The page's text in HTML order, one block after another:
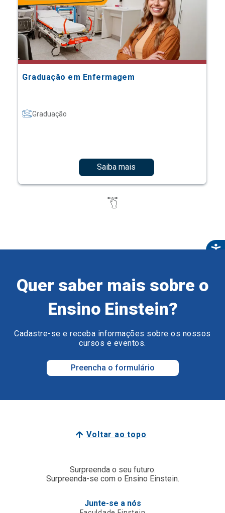
Graduação em Enfermagem
Graduação
Saiba mais
Quer saber mais sobre o
Ensino Einstein?
Cadastre-se e receba informações sobre os nossos
cursos e eventos.
Preencha o formulário
Voltar ao topo
Surpreenda o seu futuro.
Surpreenda-se com o Ensino Einstein.
Junte-se a nós